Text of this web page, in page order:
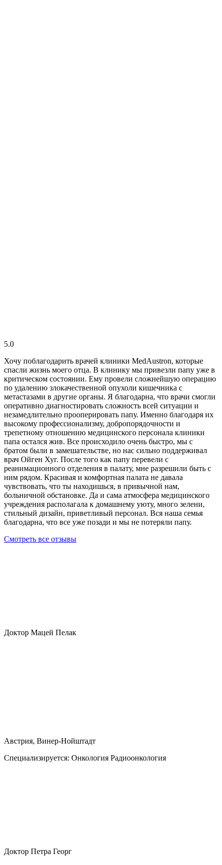
5.0
Хочу поблагодарить врачей клиники MedAustron, которые
спасли жизнь моего отца. В клинику мы привезли папу уже в
критическом состоянии. Ему провели сложнейшую операцию
по удалению злокачественной опухоли кишечника с
метастазами в другие органы. Я благодарна, что врачи смогли
оперативно диагностировать сложность всей ситуации и
незамедлительно прооперировать папу. Именно благодаря их
высокому профессионализму, добропорядочности и
трепетному отношению медицинского персонала клиники
папа остался жив. Все происходило очень быстро, мы с
братом были в замешательстве, но нас сильно поддерживал
врач Ойген Хуг. После того как папу перевели с
реанимационного отделения в палату, мне разрешили быть с
ним рядом. Красивая и комфортная палата не давала
чувствовать, что ты находишься, в привычной нам,
больничной обстановке. Да и сама атмосфера медицинского
учреждения располагала к домашнему уюту, много зелени,
стильный дизайн, приветливый персонал. Вся наша семья
благодарна, что все уже позади и мы не потеряли папу.
Смотреть все отзывы
Доктор Мацей Пелак
Австрия, Винер-Нойштадт
Специализируется: Онкология Радиоонкология
Доктор Петра Георг